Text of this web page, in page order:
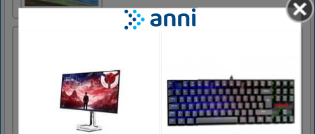
upravljanja stojnice z 2D risanimi modnimi
modeli in liki. Odklenite več stojnic, da
zaslužite denar in oglašujte, da napadete
stranke. Zberite dodaten denar iz paketov,
podpisa, naloge in žrebanja. Uporabite